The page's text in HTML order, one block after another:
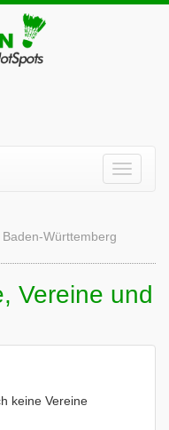
Baden-Württemberg
Vereine und
keine Vereine